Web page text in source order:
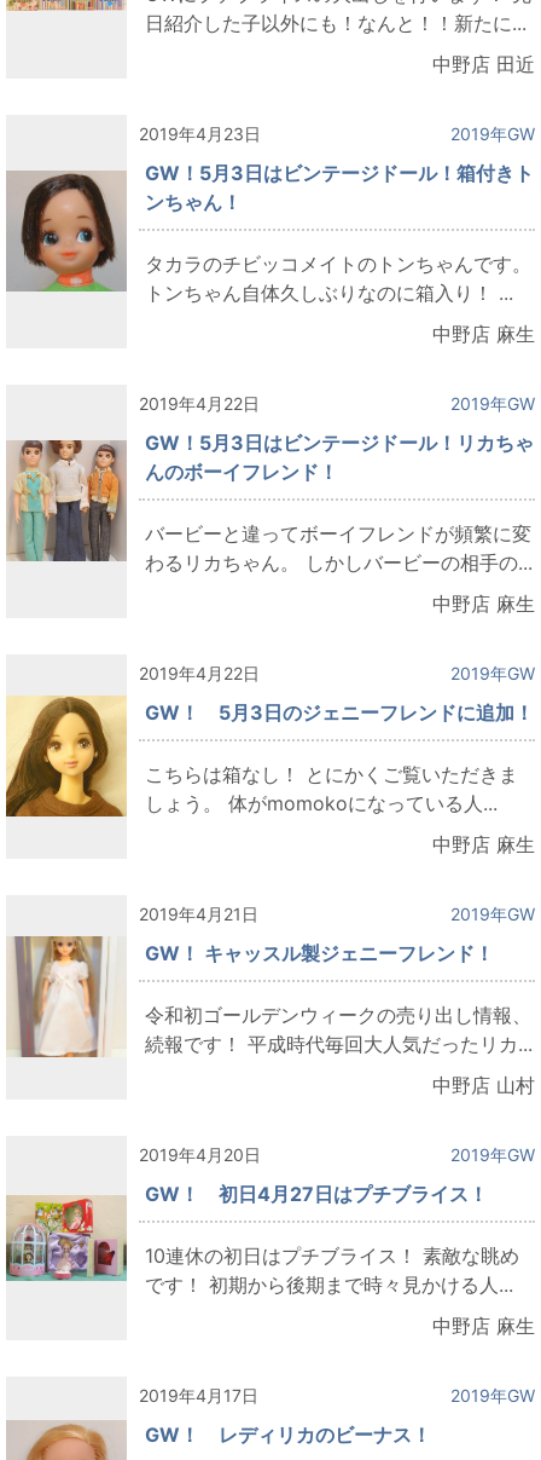
日紹介した子以外にも！なんと！！新たに...
中野店 田近
2019年4月23日 2019年GW
GW！5月3日はビンテージドール！箱付きト
ンちゃん！
タカラのチビッコメイトのトンちゃんです。
トンちゃん自体久しぶりなのに箱入り！ ...
中野店 麻生
2019年4月22日 2019年GW
GW！5月3日はビンテージドール！リカちゃ
んのボーイフレンド！
バービーと違ってボーイフレンドが頻繁に変
わるリカちゃん。 しかしバービーの相手の...
中野店 麻生
2019年4月22日 2019年GW
GW！ 5月3日のジェニーフレンドに追加！
こちらは箱なし！ とにかくご覧いただきま
しょう。 体がmomokoになっている人...
中野店 麻生
2019年4月21日 2019年GW
GW！ キャッスル製ジェニーフレンド！
令和初ゴールデンウィークの売り出し情報、
続報です！ 平成時代毎回大人気だったリカ...
中野店 山村
2019年4月20日 2019年GW
GW！ 初日4月27日はプチブライス！
10連休の初日はプチブライス！ 素敵な眺め
です！ 初期から後期まで時々見かける人...
中野店 麻生
2019年4月17日 2019年GW
GW！ レディリカのビーナス！